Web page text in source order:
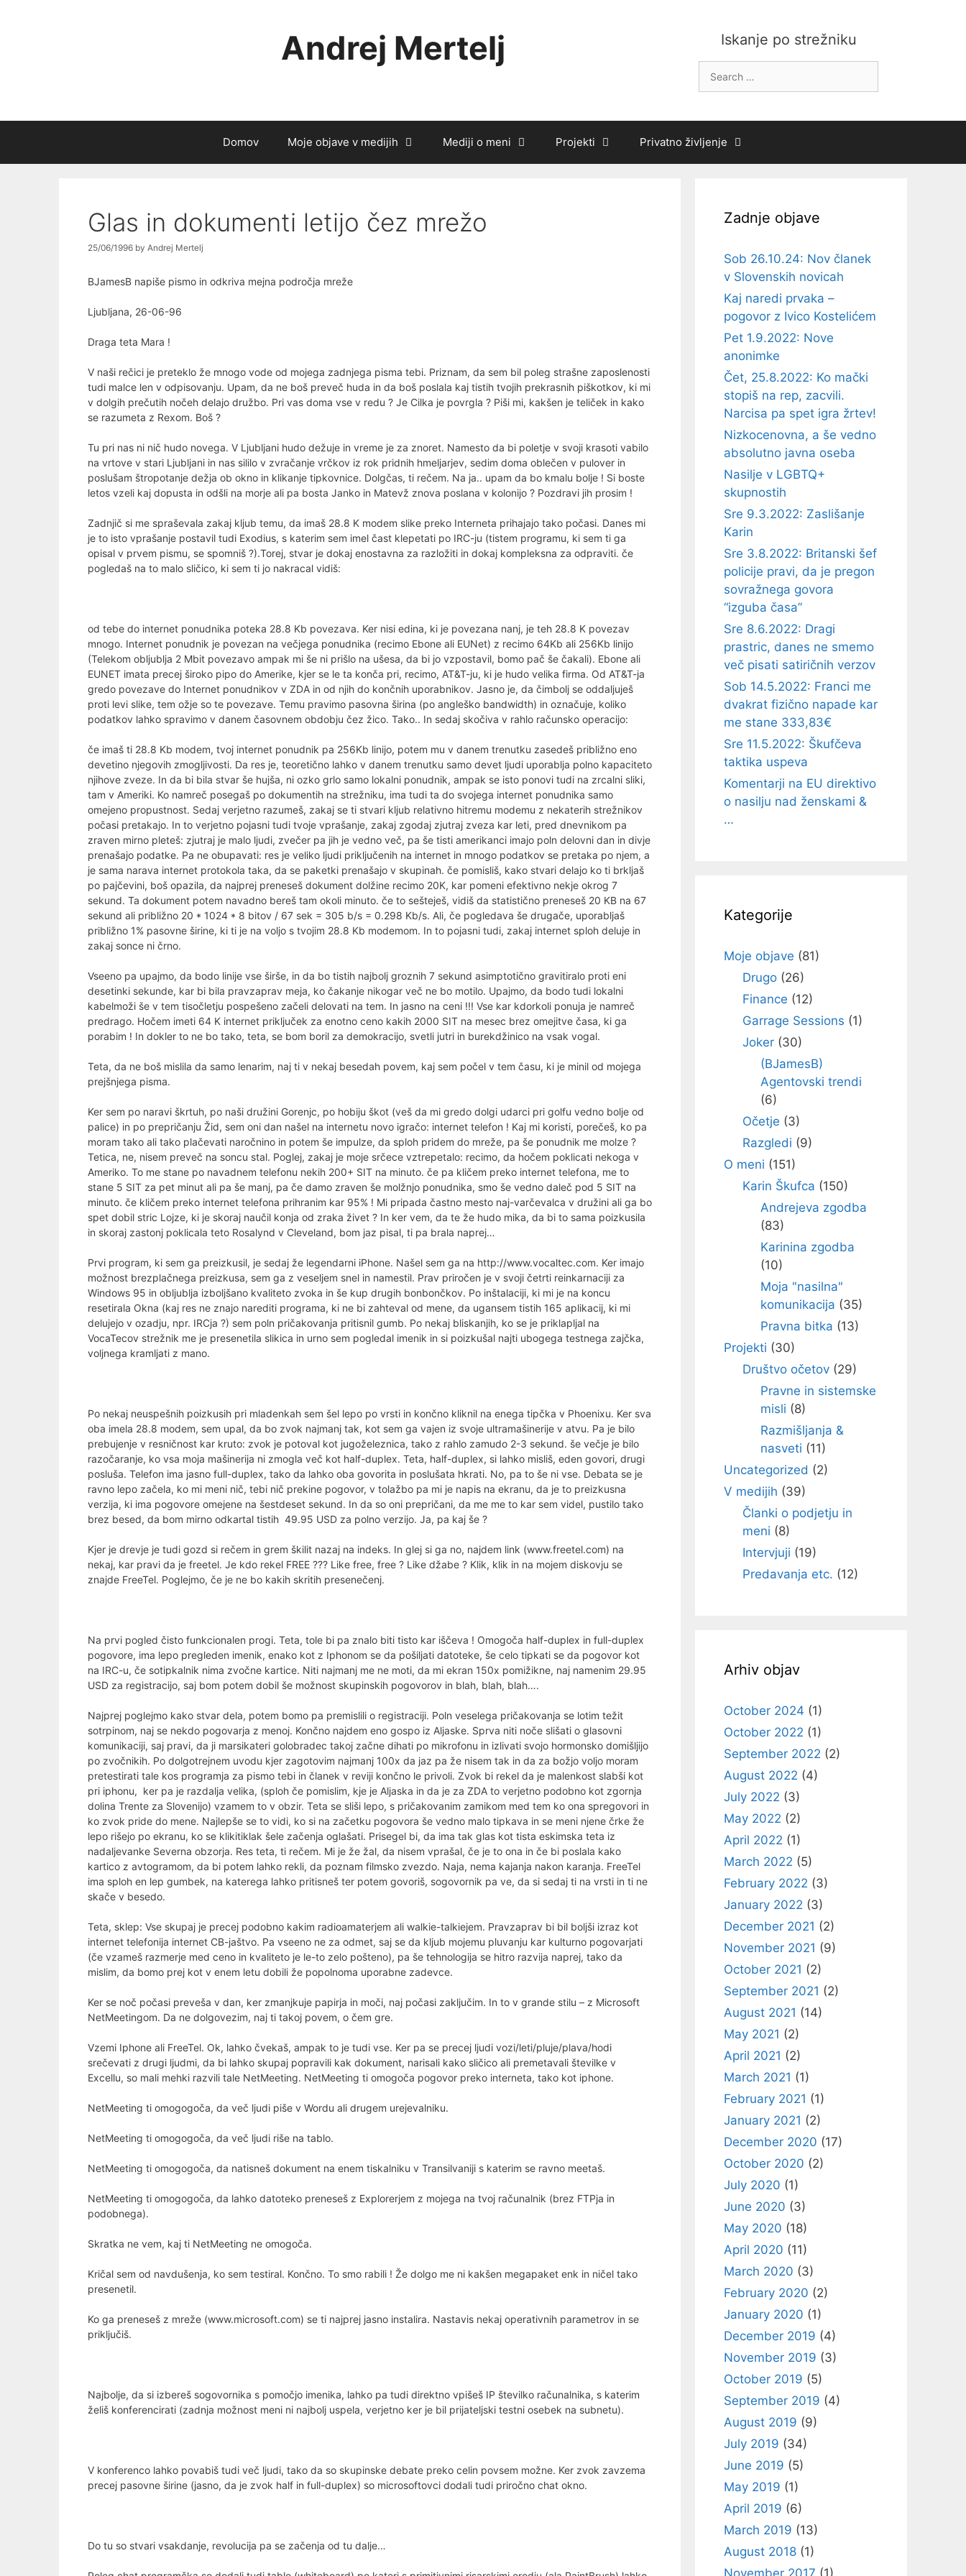
Iskanje po strežniku
for:
Andrej Mertelj
Domov Moje objave v medijih Mediji o meni Projekti Privatno življenje
Glas in dokumenti letijo čez mrežo
25/06/1996 by Andrej Mertelj
BJamesB napiše pismo in odkriva mejna področja mreže
Ljubljana, 26-06-96
Draga teta Mara !
V naši rečici je preteklo že mnogo vode od mojega zadnjega pisma tebi. Priznam, da sem bil poleg strašne zaposlenosti
tudi malce len v odpisovanju. Upam, da ne boš preveč huda in da boš poslala kaj tistih tvojih prekrasnih piškotkov, ki mi
v dolgih prečutih nočeh delajo družbo. Pri vas doma vse v redu ? Je Cilka je povrgla ? Piši mi, kakšen je teliček in kako
se razumeta z Rexom. Boš ?
Tu pri nas ni nič hudo novega. V Ljubljani hudo dežuje in vreme je za znoret. Namesto da bi poletje v svoji krasoti vabilo
na vrtove v stari Ljubljani in nas sililo v zvračanje vrčkov iz rok pridnih hmeljarjev, sedim doma oblečen v pulover in
poslušam štropotanje dežja ob okno in klikanje tipkovnice. Dolgčas, ti rečem. Na ja.. upam da bo kmalu bolje ! Si boste
letos vzeli kaj dopusta in odšli na morje ali pa bosta Janko in Matevž znova poslana v kolonijo ? Pozdravi jih prosim !
Zadnjič si me spraševala zakaj kljub temu, da imaš 28.8 K modem slike preko Interneta prihajajo tako počasi. Danes mi
je to isto vprašanje postavil tudi Exodius, s katerim sem imel čast klepetati po IRC-ju (tistem programu, ki sem ti ga
opisal v prvem pismu, se spomniš ?).Torej, stvar je dokaj enostavna za razložiti in dokaj kompleksna za odpraviti. če
pogledaš na to malo sličico, ki sem ti jo nakracal vidiš:
od tebe do internet ponudnika poteka 28.8 Kb povezava. Ker nisi edina, ki je povezana nanj, je teh 28.8 K povezav
mnogo. Internet ponudnik je povezan na večjega ponudnika (recimo Ebone ali EUNet) z recimo 64Kb ali 256Kb linijo
(Telekom obljublja 2 Mbit povezavo ampak mi še ni prišlo na ušesa, da bi jo vzpostavil, bomo pač še čakali). Ebone ali
EUNET imata precej široko pipo do Amerike, kjer se le ta konča pri, recimo, AT&T-ju, ki je hudo velika firma. Od AT&T-ja
gredo povezave do Internet ponudnikov v ZDA in od njih do končnih uporabnikov. Jasno je, da čimbolj se oddaljuješ
proti levi slike, tem ožje so te povezave. Temu pravimo pasovna širina (po angleško bandwidth) in označuje, koliko
podatkov lahko spravimo v danem časovnem obdobju čez žico. Tako.. In sedaj skočiva v rahlo računsko operacijo:
če imaš ti 28.8 Kb modem, tvoj internet ponudnik pa 256Kb linijo, potem mu v danem trenutku zasedeš približno eno
devetino njegovih zmogljivosti. Da res je, teoretično lahko v danem trenutku samo devet ljudi uporablja polno kapaciteto
njihove zveze. In da bi bila stvar še hujša, ni ozko grlo samo lokalni ponudnik, ampak se isto ponovi tudi na zrcalni sliki,
tam v Ameriki. Ko namreč posegaš po dokumentih na strežniku, ima tudi ta do svojega internet ponudnika samo
omejeno propustnost. Sedaj verjetno razumeš, zakaj se ti stvari kljub relativno hitremu modemu z nekaterih strežnikov
počasi pretakajo. In to verjetno pojasni tudi tvoje vprašanje, zakaj zgodaj zjutraj zveza kar leti, pred dnevnikom pa
zraven mirno pleteš: zjutraj je malo ljudi, zvečer pa jih je vedno več, pa še tisti amerikanci imajo poln delovni dan in divje
prenašajo podatke. Pa ne obupavati: res je veliko ljudi priključenih na internet in mnogo podatkov se pretaka po njem, a
je sama narava internet protokola taka, da se paketki prenašajo v skupinah. če pomisliš, kako stvari delajo ko ti brkljaš
po pajčevini, boš opazila, da najprej preneseš dokument dolžine recimo 20K, kar pomeni efektivno nekje okrog 7
sekund. Ta dokument potem navadno bereš tam okoli minuto. če to sešteješ, vidiš da statistično preneseš 20 KB na 67
sekund ali približno 20 * 1024 * 8 bitov / 67 sek = 305 b/s = 0.298 Kb/s. Ali, če pogledava še drugače, uporabljaš
približno 1% pasovne širine, ki ti je na voljo s tvojim 28.8 Kb modemom. In to pojasni tudi, zakaj internet sploh deluje in
zakaj sonce ni črno.
Vseeno pa upajmo, da bodo linije vse širše, in da bo tistih najbolj groznih 7 sekund asimptotično gravitiralo proti eni
desetinki sekunde, kar bi bila pravzaprav meja, ko čakanje nikogar več ne bo motilo. Upajmo, da bodo tudi lokalni
kabelmoži še v tem tisočletju pospešeno začeli delovati na tem. In jasno na ceni !!! Vse kar kdorkoli ponuja je namreč
predrago. Hočem imeti 64 K internet priključek za enotno ceno kakih 2000 SIT na mesec brez omejitve časa, ki ga
porabim ! In dokler to ne bo tako, teta, se bom boril za demokracijo, svetli jutri in burekdžinico na vsak vogal.
Teta, da ne boš mislila da samo lenarim, naj ti v nekaj besedah povem, kaj sem počel v tem času, ki je minil od mojega
prejšnjega pisma.
Ker sem po naravi škrtuh, po naši družini Gorenjc, po hobiju škot (veš da mi gredo dolgi udarci pri golfu vedno bolje od
palice) in po prepričanju Žid, sem oni dan našel na internetu novo igračo: internet telefon ! Kaj mi koristi, porečeš, ko pa
moram tako ali tako plačevati naročnino in potem še impulze, da sploh pridem do mreže, pa še ponudnik me molze ?
Tetica, ne, nisem preveč na soncu stal. Poglej, zakaj je moje srčece vztrepetalo: recimo, da hočem poklicati nekoga v
Ameriko. To me stane po navadnem telefonu nekih 200+ SIT na minuto. če pa kličem preko internet telefona, me to
stane 5 SIT za pet minut ali pa še manj, pa če damo zraven še molžnjo ponudnika, smo še vedno daleč pod 5 SIT na
minuto. če kličem preko internet telefona prihranim kar 95% ! Mi pripada častno mesto naj-varčevalca v družini ali ga bo
spet dobil stric Lojze, ki je skoraj naučil konja od zraka živet ? In ker vem, da te že hudo mika, da bi to sama poizkusila
in skoraj zastonj poklicala teto Rosalynd v Cleveland, bom jaz pisal, ti pa brala naprej…
Prvi program, ki sem ga preizkusil, je sedaj že legendarni iPhone. Našel sem ga na http://www.vocaltec.com. Ker imajo
možnost brezplačnega preizkusa, sem ga z veseljem snel in namestil. Prav priročen je v svoji četrti reinkarnaciji za
Windows 95 in obljublja izboljšano kvaliteto zvoka in še kup drugih bonbončkov. Po inštalaciji, ki mi je na koncu
resetirala Okna (kaj res ne znajo narediti programa, ki ne bi zahteval od mene, da ugansem tistih 165 aplikacij, ki mi
delujejo v ozadju, npr. IRCja ?) sem poln pričakovanja pritisnil gumb. Po nekaj bliskanjih, ko se je priklapljal na
VocaTecov strežnik me je presenetila slikica in urno sem pogledal imenik in si poizkušal najti ubogega testnega zajčka,
voljnega kramljati z mano.
Po nekaj neuspešnih poizkusih pri mladenkah sem šel lepo po vrsti in končno kliknil na enega tipčka v Phoenixu. Ker sva
oba imela 28.8 modem, sem upal, da bo zvok najmanj tak, kot sem ga vajen iz svoje ultramašinerije v atvu. Pa je bilo
prebujenje v resničnost kar kruto: zvok je potoval kot jugoželeznica, tako z rahlo zamudo 2-3 sekund. še večje je bilo
razočaranje, ko vsa moja mašinerija ni zmogla več kot half-duplex. Teta, half-duplex, si lahko misliš, eden govori, drugi
posluša. Telefon ima jasno full-duplex, tako da lahko oba govorita in poslušata hkrati. No, pa to še ni vse. Debata se je
ravno lepo začela, ko mi meni nič, tebi nič prekine pogovor, v tolažbo pa mi je napis na ekranu, da je to preizkusna
verzija, ki ima pogovore omejene na šestdeset sekund. In da so oni prepričani, da me me to kar sem videl, pustilo tako
brez besed, da bom mirno odkartal tistih 49.95 USD za polno verzijo. Ja, pa kaj še ?
Kjer je drevje je tudi gozd si rečem in grem škilit nazaj na indeks. In glej si ga no, najdem link (www.freetel.com) na
nekaj, kar pravi da je freetel. Je kdo rekel FREE ??? Like free, free ? Like džabe ? Klik, klik in na mojem diskovju se
znajde FreeTel. Poglejmo, če je ne bo kakih skritih presenečenj.
Na prvi pogled čisto funkcionalen progi. Teta, tole bi pa znalo biti tisto kar iščeva ! Omogoča half-duplex in full-duplex
pogovore, ima lepo pregleden imenik, enako kot z Iphonom se da pošiljati datoteke, še celo tipkati se da pogovor kot
na IRC-u, če sotipkalnik nima zvočne kartice. Niti najmanj me ne moti, da mi ekran 150x pomižikne, naj namenim 29.95
USD za registracijo, saj bom potem dobil še možnost skupinskih pogovorov in blah, blah, blah….
Najprej poglejmo kako stvar dela, potem bomo pa premislili o registraciji. Poln veselega pričakovanja se lotim težit
sotrpinom, naj se nekdo pogovarja z menoj. Končno najdem eno gospo iz Aljaske. Sprva niti noče slišati o glasovni
komunikaciji, saj pravi, da ji marsikateri golobradec takoj začne dihati po mikrofonu in izlivati svojo hormonsko domišljijo
po zvočnikih. Po dolgotrejnem uvodu kjer zagotovim najmanj 100x da jaz pa že nisem tak in da za božjo voljo moram
pretestirati tale kos programja za pismo tebi in članek v reviji končno le privoli. Zvok bi rekel da je malenkost slabši kot
pri iphonu, ker pa je razdalja velika, (sploh če pomislim, kje je Aljaska in da je za ZDA to verjetno podobno kot zgornja
dolina Trente za Slovenijo) vzamem to v obzir. Teta se sliši lepo, s pričakovanim zamikom med tem ko ona spregovori in
ko zvok pride do mene. Najlepše se to vidi, ko si na začetku pogovora še vedno malo tipkava in se meni njene črke že
lepo rišejo po ekranu, ko se klikitiklak šele začenja oglašati. Prisegel bi, da ima tak glas kot tista eskimska teta iz
nadaljevanke Severna obzorja. Res teta, ti rečem. Mi je že žal, da nisem vprašal, če je to ona in če bi poslala kako
kartico z avtogramom, da bi potem lahko rekli, da poznam filmsko zvezdo. Naja, nema kajanja nakon karanja. FreeTel
ima sploh en lep gumbek, na katerega lahko pritisneš ter potem govoriš, sogovornik pa ve, da si sedaj ti na vrsti in ti ne
skače v besedo.
Teta, sklep: Vse skupaj je precej podobno kakim radioamaterjem ali walkie-talkiejem. Pravzaprav bi bil boljši izraz kot
internet telefonija internet CB-jaštvo. Pa vseeno ne za odmet, saj se da kljub mojemu pluvanju kar kulturno pogovarjati
(če vzameš razmerje med ceno in kvaliteto je le-to zelo pošteno), pa še tehnologija se hitro razvija naprej, tako da
mislim, da bomo prej kot v enem letu dobili že popolnoma uporabne zadevce.
Ker se noč počasi preveša v dan, ker zmanjkuje papirja in moči, naj počasi zaključim. In to v grande stilu – z Microsoft
NetMeetingom. Da ne dolgovezim, naj ti takoj povem, o čem gre.
Vzemi Iphone ali FreeTel. Ok, lahko čvekaš, ampak to je tudi vse. Ker pa se precej ljudi vozi/leti/pluje/plava/hodi
srečevati z drugi ljudmi, da bi lahko skupaj popravili kak dokument, narisali kako sličico ali premetavali številke v
Excellu, so mali mehki razvili tale NetMeeting. NetMeeting ti omogoča pogovor preko interneta, tako kot iphone.
NetMeeting ti omogogoča, da več ljudi piše v Wordu ali drugem urejevalniku.
NetMeeting ti omogogoča, da več ljudi riše na tablo.
NetMeeting ti omogogoča, da natisneš dokument na enem tiskalniku v Transilvaniji s katerim se ravno meetaš.
NetMeeting ti omogogoča, da lahko datoteko preneseš z Explorerjem z mojega na tvoj računalnik (brez FTPja in
podobnega).
Skratka ne vem, kaj ti NetMeeting ne omogoča.
Kričal sem od navdušenja, ko sem testiral. Končno. To smo rabili ! Že dolgo me ni kakšen megapaket enk in ničel tako
presenetil.
Ko ga preneseš z mreže (www.microsoft.com) se ti najprej jasno instalira. Nastavis nekaj operativnih parametrov in se
priključiš.
Najbolje, da si izbereš sogovornika s pomočjo imenika, lahko pa tudi direktno vpišeš IP številko računalnika, s katerim
želiš konferencirati (zadnja možnost meni ni najbolj uspela, verjetno ker je bil prijateljski testni osebek na subnetu).
V konferenco lahko povabiš tudi več ljudi, tako da so skupinske debate preko celin povsem možne. Ker zvok zavzema
precej pasovne širine (jasno, da je zvok half in full-duplex) so microsoftovci dodali tudi priročno chat okno.
Do tu so stvari vsakdanje, revolucija pa se začenja od tu dalje…
Zadnje objave
Sob 26.10.24: Nov članek
v Slovenskih novicah
Kaj naredi prvaka –
pogovor z Ivico Kostelićem
Pet 1.9.2022: Nove
anonimke
Čet, 25.8.2022: Ko mački
stopiš na rep, zacvili.
Narcisa pa spet igra žrtev!
Nizkocenovna, a še vedno
absolutno javna oseba
Nasilje v LGBTQ+
skupnostih
Sre 9.3.2022: Zaslišanje
Karin
Sre 3.8.2022: Britanski šef
policije pravi, da je pregon
sovražnega govora
“izguba časa”
Sre 8.6.2022: Dragi
prastric, danes ne smemo
več pisati satiričnih verzov
Sob 14.5.2022: Franci me
dvakrat fizično napade kar
me stane 333,83€
Sre 11.5.2022: Škufčeva
taktika uspeva
Komentarji na EU direktivo
o nasilju nad ženskami &
…
Kategorije
Moje objave (81)
Drugo(26)
Finance (12)
Garrage Sessions (1)
Joker(30)
(BJamesB)
Agentovski trendi
(6)
Očetje (3)
Razgledi (9)
O meni (151)
Karin Škufca (150)
Andrejeva zgodba
(83)
Karinina zgodba
(10)
Moja "nasilna"
komunikacija (35)
Pravna bitka (13)
Projekti (30)
Društvo očetov(29)
Pravne in sistemske
misli (8)
Razmišljanja &
nasveti (11)
Uncategorized (2)
V medijih (39)
Članki o podjetju in
meni (8)
Intervjuji (19)
Predavanja etc. (12)
Arhiv objav
October 2024 (1)
October 2022 (1)
September 2022 (2)
August 2022 (4)
July 2022 (3)
May 2022 (2)
April 2022 (1)
March 2022 (5)
February 2022 (3)
January 2022 (3)
December 2021 (2)
November 2021 (9)
October 2021 (2)
September 2021 (2)
August 2021 (14)
May 2021 (2)
April 2021 (2)
March 2021 (1)
February 2021 (1)
January 2021 (2)
December 2020 (17)
October 2020 (2)
July 2020 (1)
June 2020 (3)
May 2020 (18)
April 2020 (11)
March 2020 (3)
February 2020 (2)
January 2020 (1)
December 2019 (4)
November 2019 (3)
October 2019 (5)
September 2019 (4)
August 2019 (9)
July 2019 (34)
June 2019 (5)
May 2019 (1)
April 2019 (6)
March 2019 (13)
August 2018 (1)
November 2017 (1)